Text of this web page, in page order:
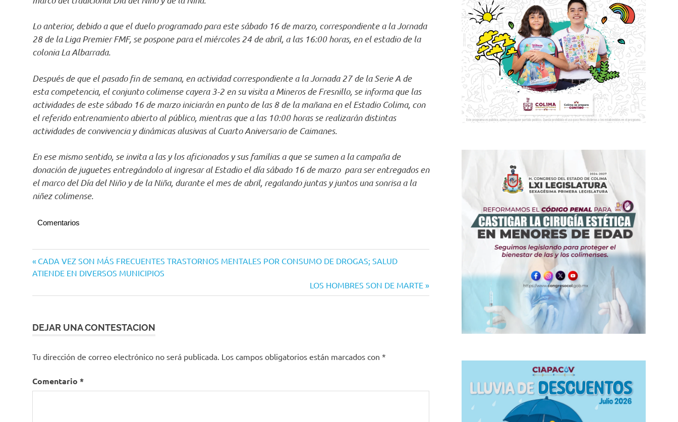
Lo anterior, debido a que el duelo programado para este sábado 16 de marzo, correspondiente a la Jornada
28 de la Liga Premier FMF, se pospone para el miércoles 24 de abril, a las 16:00 horas, en el estadio de la
colonia La Albarrada.
Después de que el pasado fin de semana, en actividad correspondiente a la Jornada 27 de la Serie A de
esta competencia, el conjunto colimense cayera 3-2 en su visita a Mineros de Fresnillo, se informa que las
actividades de este sábado 16 de marzo iniciarán en punto de las 8 de la mañana en el Estadio Colima, con
el referido entrenamiento abierto al público, mientras que a las 10:00 horas se realizarán distintas
actividades de convivencia y dinámicas alusivas al Cuarto Aniversario de Caimanes.
En ese mismo sentido, se invita a las y los aficionados y sus familias a que se sumen a la campaña de
donación de juguetes entregándolo al ingresar al Estadio el día sábado 16 de marzo para ser entregados en
el marco del Día del Niño y de la Niña, durante el mes de abril, regalando juntas y juntos una sonrisa a la
niñez colimense.
Comentarios
Navegación
de
entradas
Entrada
anterior:
CADA VEZ SON MÁS FRECUENTES TRASTORNOS MENTALES POR CONSUMO DE DROGAS; SALUD
ATIENDE EN DIVERSOS MUNICIPIOS
Siguiente
entrada:
LOS HOMBRES SON DE MARTE
DEJAR UNA CONTESTACION
Tu dirección de correo electrónico no será publicada. Los campos obligatorios están marcados con *
Comentario *